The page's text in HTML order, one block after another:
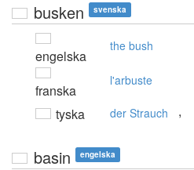
busken svenska
engelska
the bush
franska
l'arbuste
tyska der Strauch ,
basin engelska